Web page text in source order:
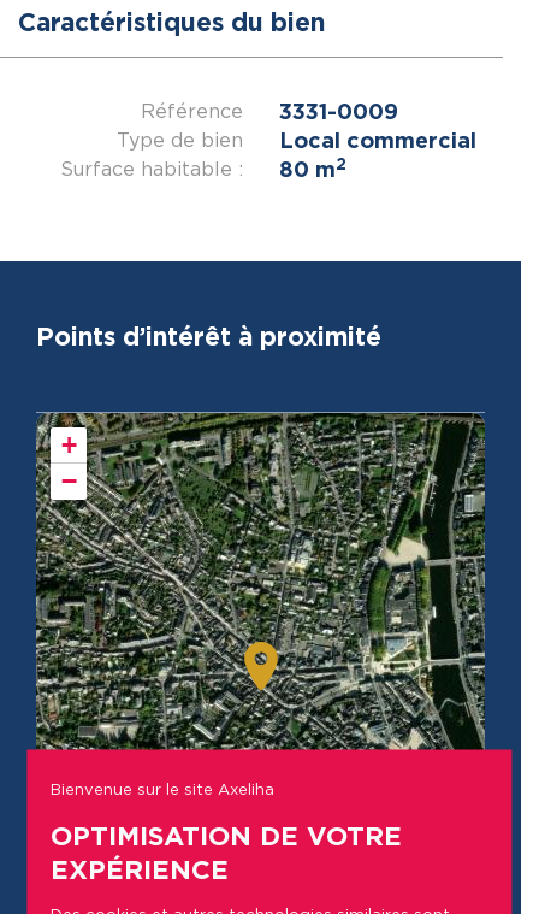
Caractéristiques du bien
Référence 3331-0009
Type de bien Local commercial
Surface habitable : 80 m2
Points d’intérêt à proximité
+
−
Bienvenue sur le site Axeliha
OPTIMISATION DE VOTRE
EXPÉRIENCE